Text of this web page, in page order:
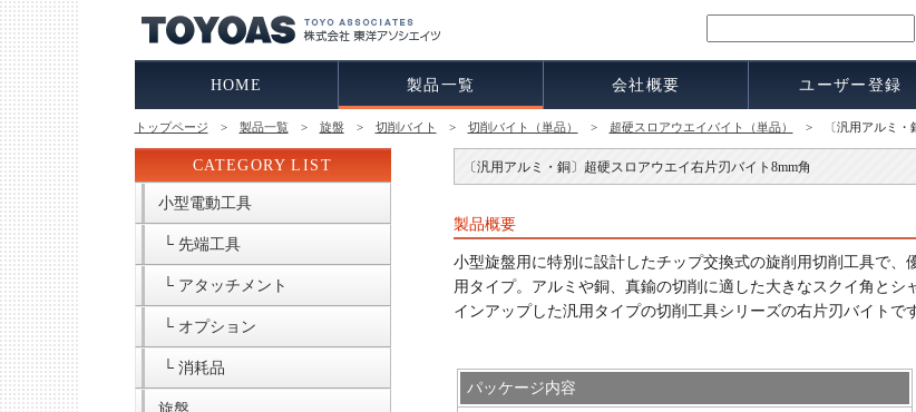
HOME 製品一覧 会社概要 ユーザー登録
トップページ > 製品一覧> 旋盤> 切削バイト > 切削バイト（単品） > 超硬スロアウエイバイト（単品） > 〔汎用アルミ・
CATEGORY LIST
小型電動工具
└ 先端工具
└ アタッチメント
└ オプション
└ 消耗品
〔汎用アルミ・銅〕超硬スロアウエイ右片刃バイト8mm角
製品概要
小型旋盤用に特別に設計したチップ交換式の旋削用切削工具で
用タイプ。アルミや銅、真鍮の切削に適した大きなスクイ角と
インアップした汎用タイプの切削工具シリーズの右片刃バイトで
パッケージ内容